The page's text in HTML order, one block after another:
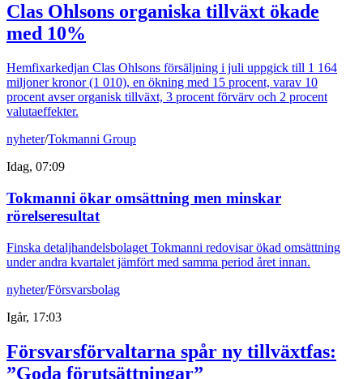
Clas Ohlsons organiska tillväxt ökade
med 10%
Hemfixarkedjan Clas Ohlsons försäljning i juli uppgick till 1 164
miljoner kronor (1 010), en ökning med 15 procent, varav 10
procent avser organisk tillväxt, 3 procent förvärv och 2 procent
valutaeffekter.
nyheter/Tokmanni Group
Idag, 07:09
Tokmanni ökar omsättning men minskar
rörelseresultat
Finska detaljhandelsbolaget Tokmanni redovisar ökad omsättning
under andra kvartalet jämfört med samma period året innan.
nyheter/Försvarsbolag
Igår, 17:03
Försvarsförvaltarna spår ny tillväxtfas:
”Goda förutsättningar”